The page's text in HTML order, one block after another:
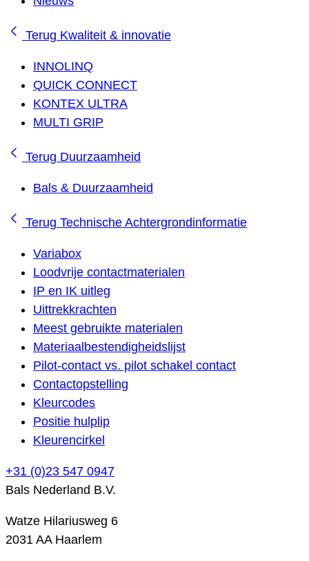
Terug Kwaliteit & innovatie
INNOLINQ
QUICK CONNECT
KONTEX ULTRA
MULTI GRIP
Terug Duurzaamheid
Bals & Duurzaamheid
Terug Technische Achtergrondinformatie
Variabox
Loodvrije contactmaterialen
IP en IK uitleg
Uittrekkrachten
Meest gebruikte materialen
Materiaalbestendigheidslijst
Pilot-contact vs. pilot schakel contact
Contactopstelling
Kleurcodes
Positie hulplip
Kleurencirkel
+31 (0)23 547 0947
Bals Nederland B.V.
Watze Hilariusweg 6
2031 AA Haarlem